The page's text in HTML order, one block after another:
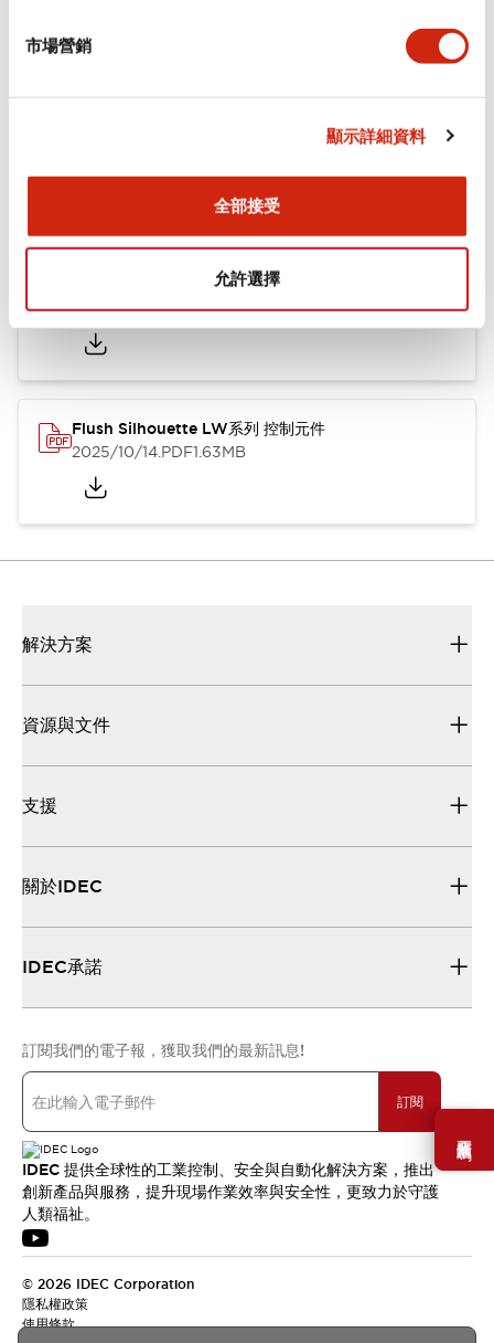
市場營銷
顯示詳細資料
全部接受
允許選擇
需要幫助嗎？
認證與標準
Flush Silhouette LW系列 控制元件 (英文版)
2025/09/19.PDF1.23MB
Flush Silhouette LW系列 控制元件
2025/10/14.PDF1.63MB
解決方案
資源與文件
支援
關於IDEC
IDEC承諾
訂閱我們的電子報，獲取我們的最新訊息!
訂閱
IDEC 提供全球性的工業控制、安全與自動化解決方案，推出
創新產品與服務，提升現場作業效率與安全性，更致力於守護
人類福祉。
© 2026 IDEC Corporation
隱私權政策
使用條款